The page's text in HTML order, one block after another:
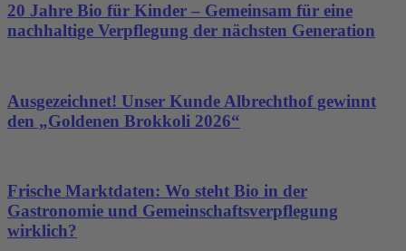
20 Jahre Bio für Kinder – Gemeinsam für eine
nachhaltige Verpflegung der nächsten Generation
Ausgezeichnet! Unser Kunde Albrechthof gewinnt
den „Goldenen Brokkoli 2026“
Frische Marktdaten: Wo steht Bio in der
Gastronomie und Gemeinschaftsverpflegung
wirklich?